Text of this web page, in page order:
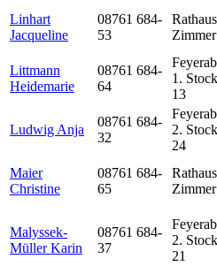
Linhart
Jacqueline
08761 684-
53
Littmann
Heidemarie
08761 684-
64
1.
13
Ludwig Anja
08761 684-
32
2.
24
Maier
Christine
08761 684-
65
Malyssek-
Müller Karin
08761 684-
37
2.
21